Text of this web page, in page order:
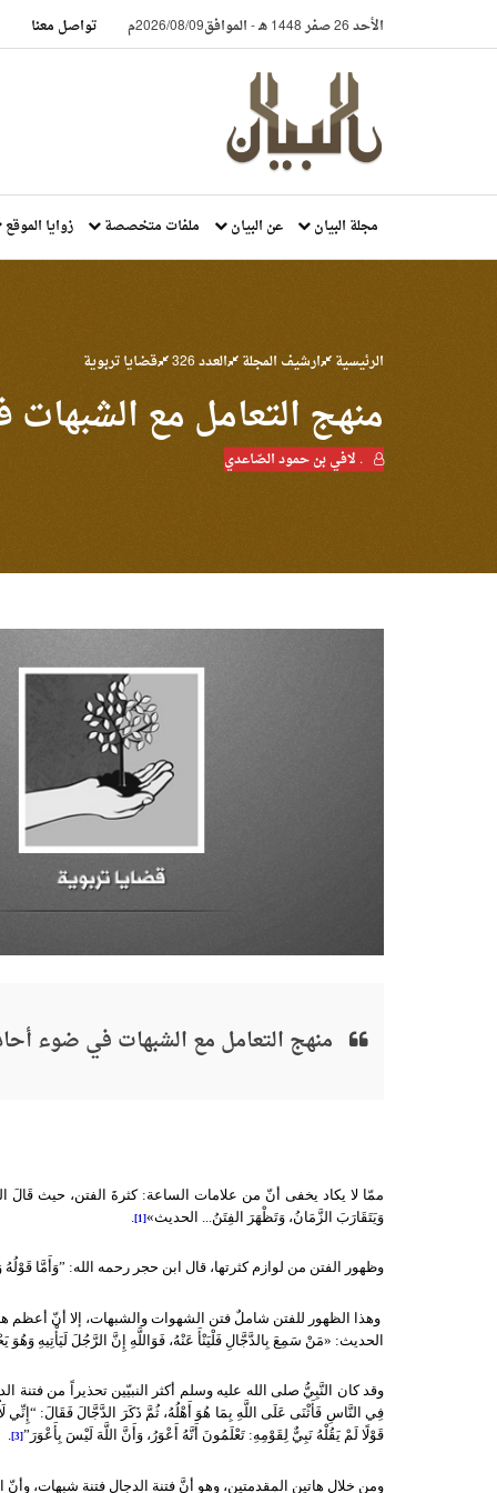
الأحد 26 صفر 1448 هـ -الموافق2026/08/09م تواصل معنا
مجلة البيان عن البيان ملفات متخصصة زوايا الموقع
الرئيسية ارشيف المجلة العدد 326 قضايا تربوية
منهج التعامل مع
. لافي بن حمود الصّاعدي
منهج التعامل مع الشبهات في ضوء
ممّا لا يكاد يخفى أنّ من علامات الساعة:كثرةَ الفتن، حيث قَالَ
وَيَتَقَارَبَ الزَّمَانُ، وَتَظْهَرَ الفِتَنُ
الحديث»
[1]
وظهور الفتن من لوازم كثرتها، قال ابن حجر رحمه الله: ”وَأَمَّا
وهذا الظهور للفتن شاملٌ فتن الشهوات والشبهات، إلا أنّ أعظم
الحديث: «مَنْ سَمِعَ بِالدَّجَّالِ فَلْيَنْأَ عَنْهُ، فَوَاللَّهِ إِنَّ الرَّجُلَ لَيَأْتِيهِ
وقد كان النَّبِيُّ صلى الله عليه وسلم أكثر النبيّين تحذيراً من فتنة
فِي النَّاسِ فَأَثْنَى عَلَى اللَّهِ بِمَا هُوَ أَهْلُهُ، ثُمَّ ذَكَرَ الدَّجَّالَ فَقَالَ: “إِنِّي
قَوْلًا لَمْ يَقُلْهُ نَبِيٌّ لِقَوْمِهِ: تَعْلَمُونَ أَنَّهُ أَعْوَرُ، وَأَنَّ اللَّهَ لَيْسَ بِأَعْوَرَ ”
[3]
.
ومن خلال هاتين المقدمتين، وهو أنَّ فتنة الدجال فتنة شبهات، وأنّ